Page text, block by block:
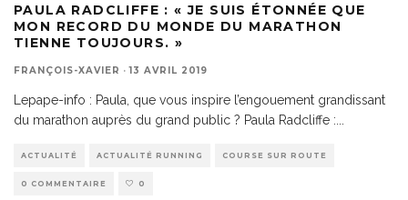
PAULA RADCLIFFE : « JE SUIS ÉTONNÉE QUE
MON RECORD DU MONDE DU MARATHON
TIENNE TOUJOURS. »
FRANÇOIS-XAVIER · 13 AVRIL 2019
Lepape-info : Paula, que vous inspire l’engouement grandissant
du marathon auprès du grand public ? Paula Radcliffe :
ACTUALITÉ ACTUALITÉ RUNNING COURSE SUR ROUTE
0 COMMENTAIRE 0